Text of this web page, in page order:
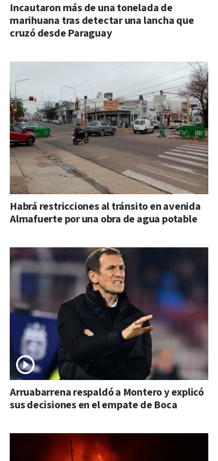
Incautaron más de una tonelada de
marihuana tras detectar una lancha que
cruzó desde Paraguay
Habrá restricciones al tránsito en avenida
Almafuerte por una obra de agua potable
Arruabarrena respaldó a Montero y explicó
sus decisiones en el empate de Boca